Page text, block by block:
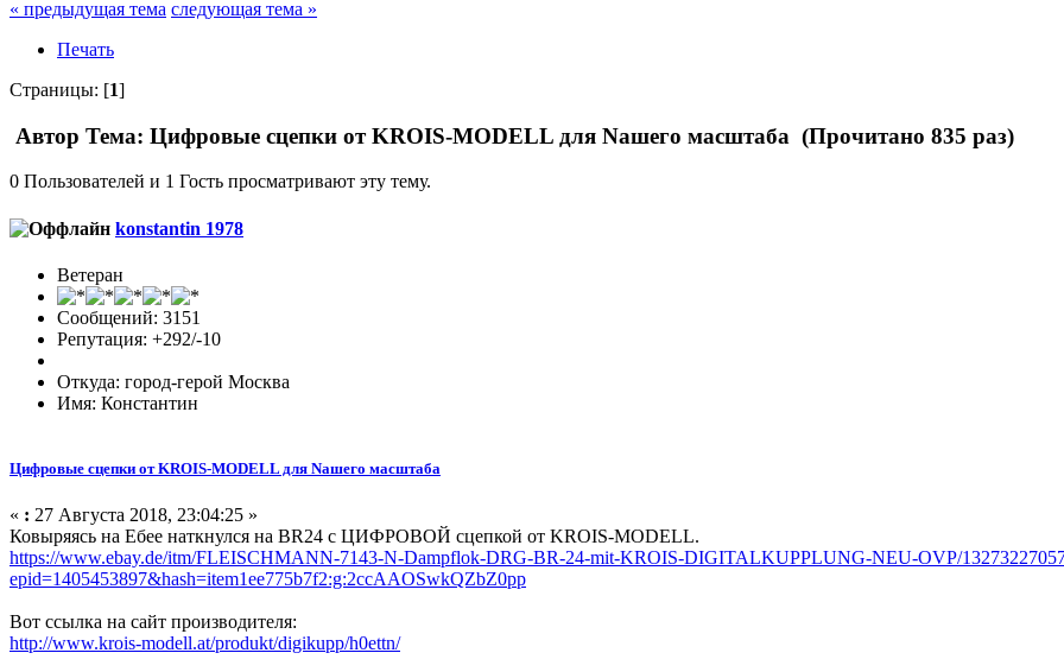
« предыдущая тема следующая тема »
Печать
Страницы: [1]
Автор Тема: Цифровые сцепки от KROIS-MODELL для Nашего масштаба (Прочитано 835 раз)
0 Пользователей и 1 Гость просматривают эту тему.
konstantin 1978
Ветеран
Сообщений: 3151
Репутация: +292/-10
Откуда: город-герой Москва
Имя: Константин
Цифровые сцепки от KROIS-MODELL для Nашего масштаба
« : 27 Августа 2018, 23:04:25 »
Ковыряясь на Ебее наткнулся на BR24 с ЦИФРОВОЙ сцепкой от KROIS-MODELL.
https://www.ebay.de/itm/FLEISCHMANN-7143-N-Dampflok-DRG-BR-24-mit-KROIS-DIGITALKUPPLUNG-NEU-OVP/
epid=1405453897&hash=item1ee775b7f2:g:2ccAAOSwkQZbZ0pp
Вот ссылка на сайт производителя:
http://www.krois-modell.at/produkt/digikupp/h0ettn/